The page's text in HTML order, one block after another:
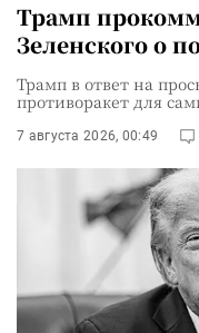
Трамп
Зеленского о
Трамп в ответ на
противоракет для
7 августа 2026, 00:49